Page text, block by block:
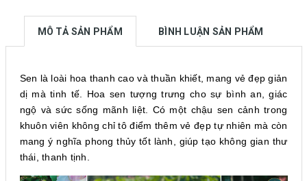
MÔ TẢ SẢN PHẨM BÌNH LUẬN SẢN PHẨM
Sen là loài hoa thanh cao và thuần khiết, mang vẻ đẹp giản
dị mà tinh tế. Hoa sen tượng trưng cho sự bình an, giác
ngộ và sức sống mãnh liệt. Có một chậu sen cảnh trong
khuôn viên không chỉ tô điểm thêm vẻ đẹp tự nhiên mà còn
mang ý nghĩa phong thủy tốt lành, giúp tạo không gian thư
thái, thanh tịnh.